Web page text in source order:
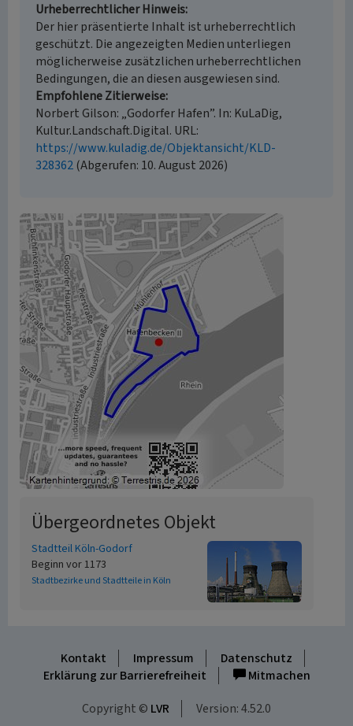
Urheberrechtlicher Hinweis
Der hier präsentierte Inhalt ist urheberrechtlich
geschützt. Die angezeigten Medien unterliegen
möglicherweise zusätzlichen urheberrechtlichen
Bedingungen, die an diesen ausgewiesen sind.
Empfohlene Zitierweise
Norbert Gilson: „Godorfer Hafen”. In: KuLaDig,
Kultur.Landschaft.Digital. URL:
https://www.kuladig.de/Objektansicht/KLD-
328362(Abgerufen: 10. August 2026)
Übergeordnetes Objekt
Stadtteil Köln-Godorf
Beginn vor 1173
Stadtbezirke und Stadtteile in Köln
Kontakt Impressum
Datenschutz
Erklärung zur Barrierefreiheit
Mitmachen
Copyright © LVR Version: 4.52.0